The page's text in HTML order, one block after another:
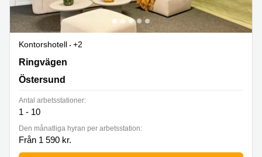
Lediga
lokaler
Hisingen
lokaler
Hägersten
Kontorshotell
+2
Ringvägen 2, Östersund
Ringvägen
Östersund
Antal arbetsstationer:
1 - 10
Den månatliga hyran per arbetsstation:
Från 1 590 kr.